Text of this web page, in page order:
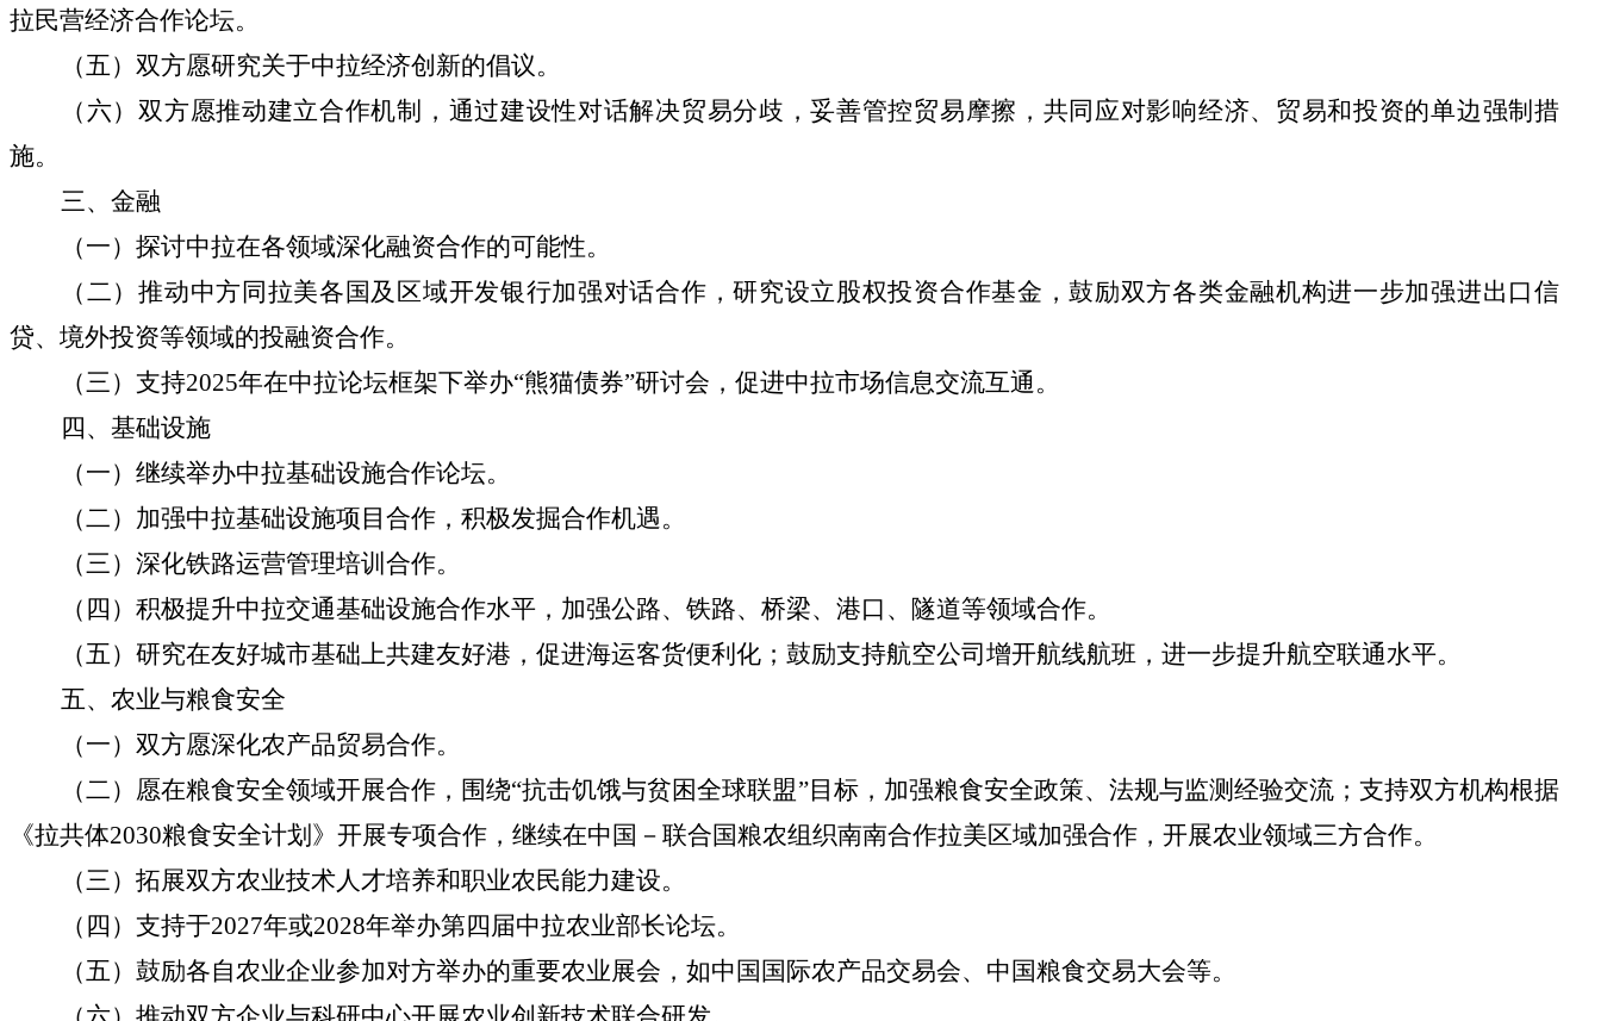
拉民营经济合作论坛。
（五）双方愿研究关于中拉经济创新的倡议。
（六）双方愿推动建立合作机制，通过建设性对话解决贸易分歧，妥善管控贸易摩擦，共同应对影响经济、贸易和投资的单边强制措
施。
三、金融
（一）探讨中拉在各领域深化融资合作的可能性。
（二）推动中方同拉美各国及区域开发银行加强对话合作，研究设立股权投资合作基金，鼓励双方各类金融机构进一步加强进出口信
贷、境外投资等领域的投融资合作。
（三）支持2025年在中拉论坛框架下举办“熊猫债券”研讨会，促进中拉市场信息交流互通。
四、基础设施
（一）继续举办中拉基础设施合作论坛。
（二）加强中拉基础设施项目合作，积极发掘合作机遇。
（三）深化铁路运营管理培训合作。
（四）积极提升中拉交通基础设施合作水平，加强公路、铁路、桥梁、港口、隧道等领域合作。
（五）研究在友好城市基础上共建友好港，促进海运客货便利化；鼓励支持航空公司增开航线航班，进一步提升航空联通水平。
五、农业与粮食安全
（一）双方愿深化农产品贸易合作。
（二）愿在粮食安全领域开展合作，围绕“抗击饥饿与贫困全球联盟”目标，加强粮食安全政策、法规与监测经验交流；支持双方机构根据
《拉共体2030粮食安全计划》开展专项合作，继续在中国－联合国粮农组织南南合作拉美区域加强合作，开展农业领域三方合作。
（三）拓展双方农业技术人才培养和职业农民能力建设。
（四）支持于2027年或2028年举办第四届中拉农业部长论坛。
（五）鼓励各自农业企业参加对方举办的重要农业展会，如中国国际农产品交易会、中国粮食交易大会等。